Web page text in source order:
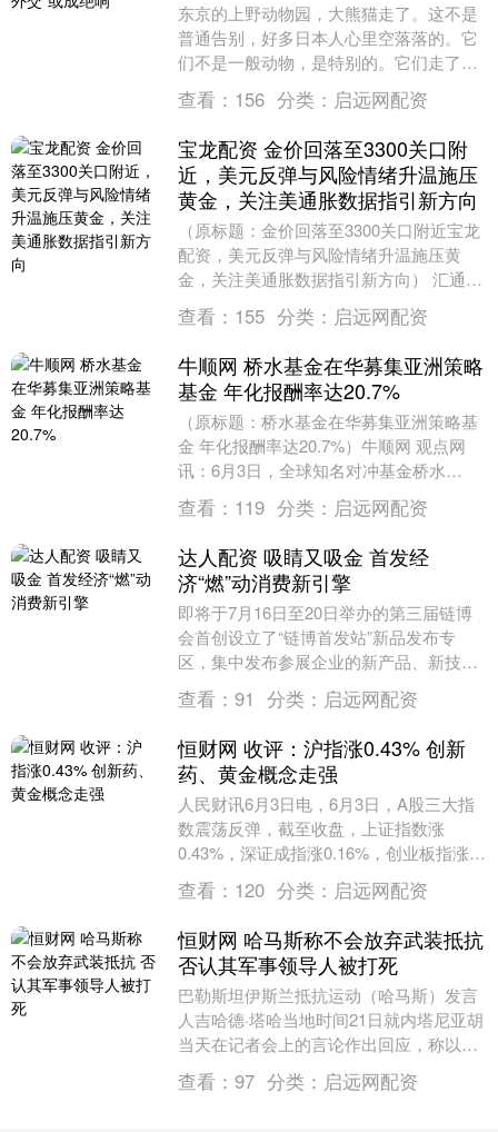
东京的上野动物园，大熊猫走了。这不是
普通告别，好多日本人心里空落落的。它
们不是一般动物，是特别的。它们走了，
背后藏着很多事，这些事其实挺吓人的。
它说的不是动物万....
查看： 156 分类： 启远网配资
宝龙配资 金价回落至3300关口附
近，美元反弹与风险情绪升温施压
黄金，关注美通胀数据指引新方向
（原标题：金价回落至3300关口附近宝龙
配资，美元反弹与风险情绪升温施压黄
金，关注美通胀数据指引新方向） 汇通财
经APP讯——黄金短线受避险降温与美元
走强双重压....
查看： 155 分类： 启远网配资
牛顺网 桥水基金在华募集亚洲策略
基金 年化报酬率达20.7%
（原标题：桥水基金在华募集亚洲策略基
金 年化报酬率达20.7%）牛顺网 观点网
讯：6月3日，全球知名对冲基金桥水
（Bridgewater Associates）....
查看： 119 分类： 启远网配资
达人配资 吸睛又吸金 首发经
济“燃”动消费新引擎
即将于7月16日至20日举办的第三届链博
会首创设立了“链博首发站”新品发布专
区，集中发布参展企业的新产品、新技
术、新工艺、新场景。届时，与会者可以
到现场感受珠峰....
查看： 91 分类： 启远网配资
恒财网 收评：沪指涨0.43% 创新
药、黄金概念走强
人民财讯6月3日电，6月3日，A股三大指
数震荡反弹，截至收盘，上证指数涨
0.43%，深证成指涨0.16%，创业板指涨
0.48%。盘面上，创新药概念大涨，舒泰
神、....
查看： 120 分类： 启远网配资
恒财网 哈马斯称不会放弃武装抵抗
否认其军事领导人被打死
巴勒斯坦伊斯兰抵抗运动（哈马斯）发言
人吉哈德·塔哈当地时间21日就内塔尼亚胡
当天在记者会上的言论作出回应，称以方
不过是“继续玩弄谈判策略”恒财网，强调
哈马斯绝不....
查看： 97 分类： 启远网配资